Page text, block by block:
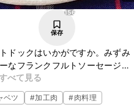
156
保存
ドックはいかがですか。みずみ
なフランクフルトソーセージに
すよ。簡単に作ることができる
べて見る
ベツ #加工肉 #肉料理